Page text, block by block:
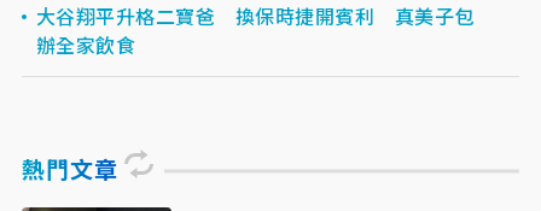
大谷翔平升格二寶爸 換保時捷開賓利 真美子包
辦全家飲食
熱門文章